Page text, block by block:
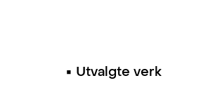
▪︎ Utvalgte verk